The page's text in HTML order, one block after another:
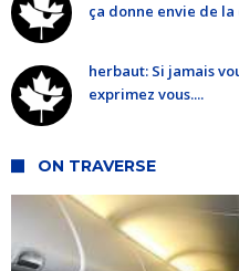
ça donne envie de la
herbaut: Si jamais
exprimez vous....
ON TRAVERSE